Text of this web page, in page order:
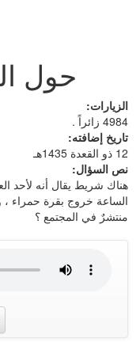
حول
الزيارات:
4984 زائراً .
تاريخ إضافته:
12 ذو القعدة 1435هـ
نص السؤال:
هناك شريط يقال أنه لأحد
الساعة خروج بقرة حمراء
منتشرٌ في المجتمع ؟